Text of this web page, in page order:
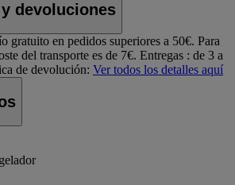
devoluciones
gratuito en pedidos superiores a 50€. Para
del transporte es de 7€. Entregas : de 3 a
de devolución: Ver todos los detalles aquí